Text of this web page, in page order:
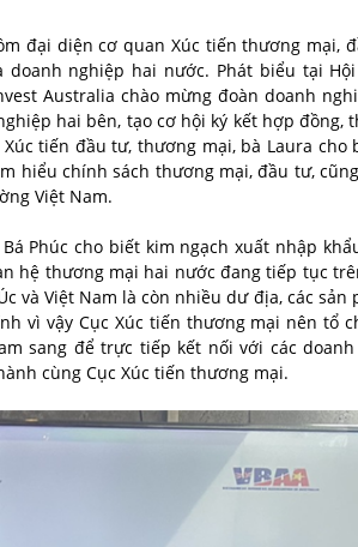
đại diện cơ quan Xúc tiến thương mại,
doanh nghiệp hai nước. Phát biểu tại
Australia chào mừng đoàn doanh
hai bên, tạo cơ hội ký kết hợp đồng,
tiến đầu tư, thương mại, bà Laura cho
hiểu chính sách thương mại, đầu tư,
Việt Nam.
Phúc cho biết kim ngạch xuất nhập
hệ thương mại hai nước đang tiếp tục
và Việt Nam là còn nhiều dư địa, các sản
vì vậy Cục Xúc tiến thương mại nên tổ
sang để trực tiếp kết nối với các
cùng Cục Xúc tiến thương mại.